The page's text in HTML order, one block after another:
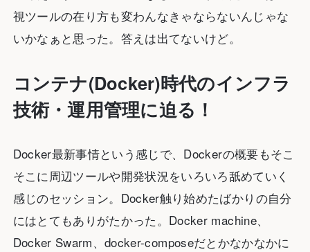
視ツールの在り方も変わんなきゃならないんじゃな
いかなぁと思った。答えは出てないけど。
コンテナ(Docker)時代のインフラ
技術・運用管理に迫る！
Docker最新事情という感じで、Dockerの概要もそこ
そこに周辺ツールや開発状況をいろいろ舐めていく
感じのセッション。Docker触り始めたばかりの自分
にはとてもありがたかった。Docker machine、
Docker Swarm、docker-composeだとかなかなかに